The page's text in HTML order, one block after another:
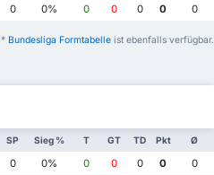
0 0% 0 0 0 0 0
* Bundesliga Formtabelle ist ebenfalls verfügbar.
SP Sieg % T GT TD Pkt Ø
0 0% 0 0 0 0
0